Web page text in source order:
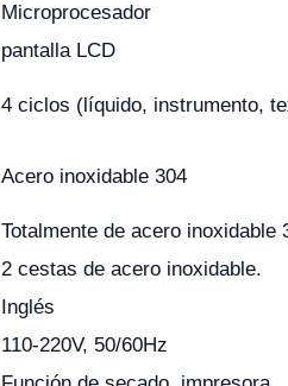
Microprocesador
pantalla LCD
4 ciclos (líquido, instrumento,
Acero inoxidable 304
Totalmente de acero inoxidable
2 cestas de acero inoxidable.
Inglés
110-220V, 50/60Hz